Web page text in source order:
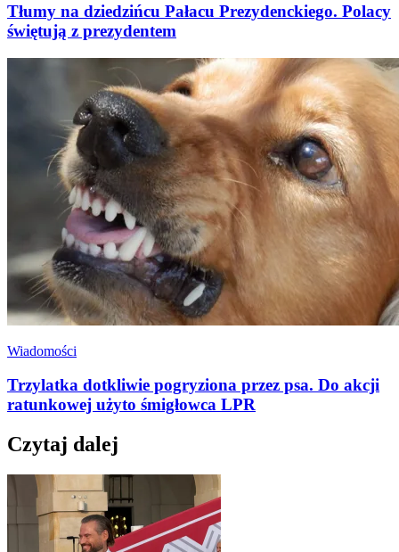
Tłumy na dziedzińcu Pałacu Prezydenckiego. Polacy
świętują z prezydentem
Wiadomości
Trzylatka dotkliwie pogryziona przez psa. Do akcji
ratunkowej użyto śmigłowca LPR
Czytaj dalej